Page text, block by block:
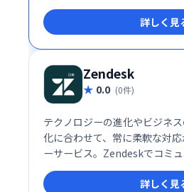
トを提供し、リード獲得と販
による効率的な対応と人間らし
顧客エンゲージメントの向上
詳しく見
Zendesk
0.0 (0件)
テクノロジーの進化やビジネ
化に合わせて、常に柔軟な対
ーサービス。Zendeskでコミ
し、お客様の期待値を超える
詳しく見